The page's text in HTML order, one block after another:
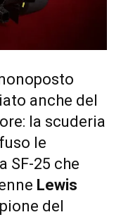
anche del
la scuderia
le
SF-25 che
Lewis
del